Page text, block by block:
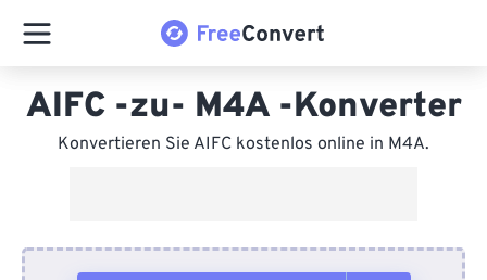
AIFC -zu- M4A -Konverter
Konvertieren Sie AIFC kostenlos online in M4A.